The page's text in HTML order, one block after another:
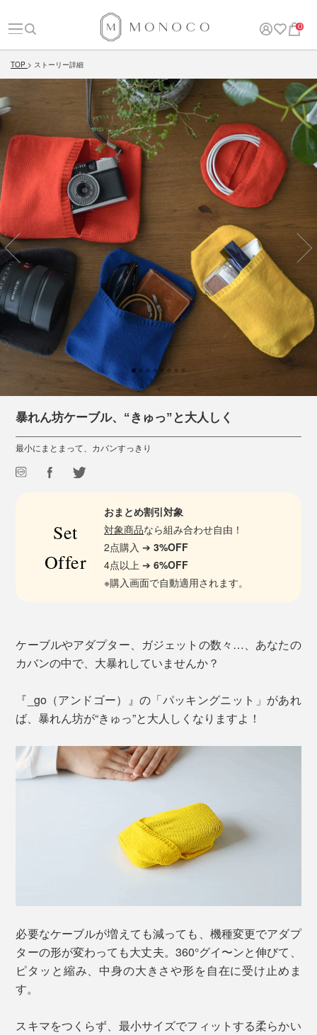
0
TOP ストーリー詳細
暴れん坊ケーブル、“きゅっ”と大人しく
最小にまとまって、カバンすっきり
Set
Offer
おまとめ割引対象
対象商品なら組み合わせ自由！
2点購入 ➔3%OFF
4点以上 ➔6%OFF
※購入画面で自動適用されます。
ケーブルやアダプター、ガジェットの数々…、あなたの
カバンの中で、大暴れしていませんか？
『_go（アンドゴー）』の「パッキングニット」があれ
ば、暴れん坊が“きゅっ”と大人しくなりますよ！
必要なケーブルが増えても減っても、機種変更でアダプ
ターの形が変わっても大丈夫。360°グイ〜ンと伸びて、
ピタッと縮み、中身の大きさや形を自在に受け止めま
す。
スキマをつくらず、最小サイズでフィットする柔らかい